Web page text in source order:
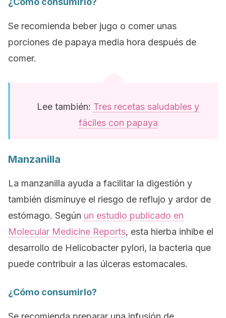
Se recomienda beber jugo o comer unas
porciones de papaya media hora después de
comer.
Lee también: Tres recetas saludables y
fáciles con papaya
Manzanilla
La manzanilla ayuda a facilitar la digestión y
también disminuye el riesgo de reflujo y ardor de
estómago. Según un estudio publicado en
Molecular Medicine Reports, esta hierba inhibe el
desarrollo de Helicobacter pylori, la bacteria que
puede contribuir a las úlceras estomacales.
¿Cómo consumirlo?